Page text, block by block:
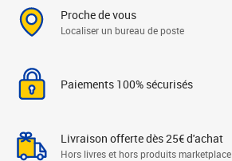
Proche de vous
Localiser un bureau de poste
Paiements 100% sécurisés
Livraison offerte dès 25€ d'achat
Hors livres et hors produits marketplace